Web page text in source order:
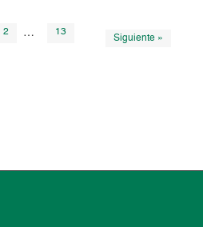
2 … 13
Siguiente »